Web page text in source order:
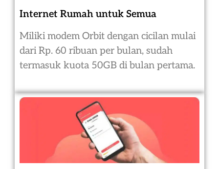
Internet Rumah untuk Semua
Miliki modem Orbit dengan cicilan mulai
dari Rp. 60 ribuan per bulan, sudah
termasuk kuota 50GB di bulan pertama.